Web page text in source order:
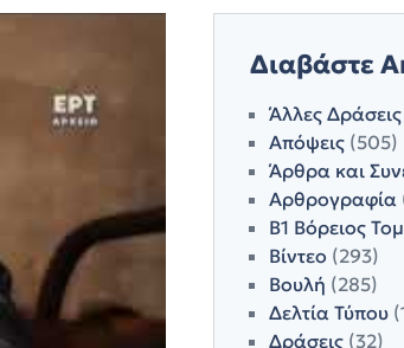
Διαβάστε
Άλλες Δράσεις
Απόψεις(505)
Άρθρα και
Αρθρογραφία
Β1 Βόρειος
Βίντεο (293)
Βουλή (285)
Δελτία Τύπου
Δράσεις(32)